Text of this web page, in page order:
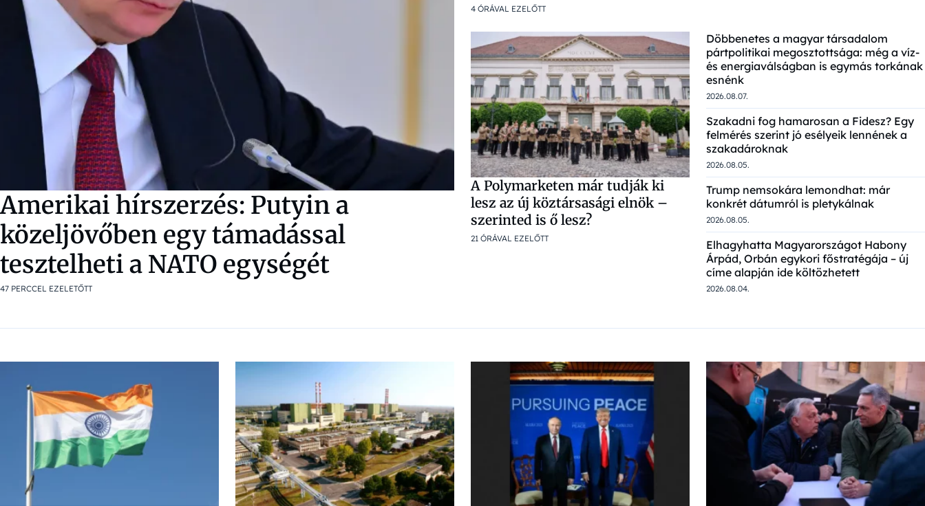
Amerikai hírszerzés: Putyin a
közeljövőben egy támadással
tesztelheti a NATO egységét
47 PERCCEL EZELETŐTT
4 ÓRÁVAL EZELŐTT
A Polymarketen már tudják ki
lesz az új köztársasági elnök –
szerinted is ő lesz?
21 ÓRÁVAL EZELŐTT
Döbbenetes a magyar társadalom
pártpolitikai megosztottsága: még a víz-
és energiaválságban is egymás torkának
esnénk
2026.08.07.
Szakadni fog hamarosan a Fidesz? Egy
felmérés szerint jó esélyeik lennének a
szakadároknak
2026.08.05.
Trump nemsokára lemondhat: már
konkrét dátumról is pletykálnak
2026.08.05.
Elhagyhatta Magyarországot Habony
Árpád, Orbán egykori főstratégája – új
címe alapján ide költözhetett
2026.08.04.